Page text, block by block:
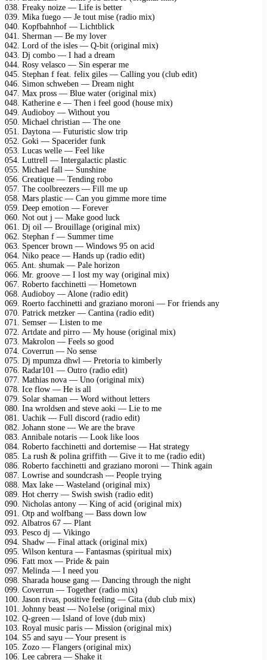
038. Freaky noize — Life is better
039. Mika fuego — Je tout mise (radio mix)
040. Kopfbahnhof — Lichtblick
041. Sherman — Be my lover
042. Lord of the isles — Q-bit (original mix)
043. Dj combo — I had a dream
044. Rosy velasco — Sin esperar me
045. Stephan f feat. felix giles — Calling you (club edit)
046. Simon schweben — Dream night
047. Max pross — Blue water (original mix)
048. Katherine e — Then i feel good (house mix)
049. Audioboy — Without you
050. Michael christian — The one
051. Daytona — Futuristic slow trip
052. Goki — Spacerider funk
053. Lucas welle — Feel like
054. Luttrell — Intergalactic plastic
055. Michael fall — Sunshine
056. Creatique — Tending robo
057. The coolbreezers — Fill me up
058. Mars plastic — Can you gimme more time
059. Deep emotion — Forever
060. Not out j — Make good luck
061. Dj oil — Brouillage (original mix)
062. Stephan f — Summer time
063. Spencer brown — Windows 95 on acid
064. Niko peace — Hands up (radio edit)
065. Ant. shumak — Pale horizon
066. Mr. groove — I lost my way (original mix)
067. Roberto facchinetti — Hometown
068. Audioboy — Alone (radio edit)
069. Roerto facchinetti and graziano moroni — For friends any
070. Patrick metzker — Cantina (radio edit)
071. Semser — Listen to me
072. Artdate and pirro — My house (original mix)
073. Makrolon — Feels so good
074. Coverrun — No sense
075. Dj mpumza dhwl — Pretoria to kimberly
076. Radar101 — Outro (radio edit)
077. Mathias nova — Uno (original mix)
078. Ice flow — He is all
079. Solar shaman — Word without letters
080. Ina wroldsen and steve aoki — Lie to me
081. Uachik — Full discord (radio edit)
082. Johann stone — We are the brave
083. Annibale notaris — Look like loos
084. Roberto facchinetti and dortemise — Hat strategy
085. La rush & polina griffith — Give it to me (radio edit)
086. Roberto facchinetti and graziano moroni — Think again
087. Lowrise and soundcrash — People trying
088. Max lake — Wasteland (original mix)
089. Hot cherry — Swish swish (radio edit)
090. Nicholas antony — King of acid (original mix)
091. Otp and wolfbang — Bass down low
092. Albatros 67 — Plant
093. Pesco dj — Vikingo
094. Shadw — Final attack (original mix)
095. Wilson kentura — Fantasmas (spiritual mix)
096. Fatt mox — Pride & pain
097. Melinda — I need you
098. Sharada house gang — Dancing through the night
099. Coverrun — Together (radio mix)
100. Jason rivas, positive feeling — Gita (dub club mix)
101. Johnny beast — No1else (original mix)
102. Q-green — Island of love (dub mix)
103. Royal music paris — Mission (original mix)
104. S5 and sayu — Your present is
105. Zozo — Flangers (original mix)
106. Lee cabrera — Shake it